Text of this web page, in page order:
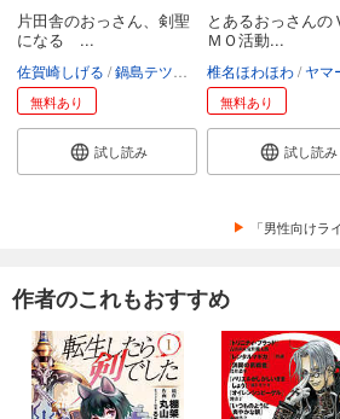
片田舎のおっさん、剣聖
になる ...
佐賀崎しげる 鍋島テツヒロ
無料あり
試し読み
とあるおっさんの
ＭＯ活動...
椎名ほわほわ ヤマ
無料あり
試し読み
「男性向け
作者のこれもおすすめ